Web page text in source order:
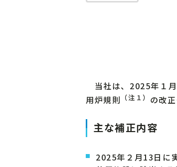
当社は、2025年１
用炉規則 （注１） の改
主な補正内容
2025年２月13日に